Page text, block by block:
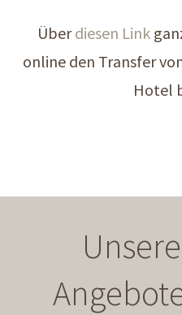
Überdiesen Link
online den Transfer
Hotel